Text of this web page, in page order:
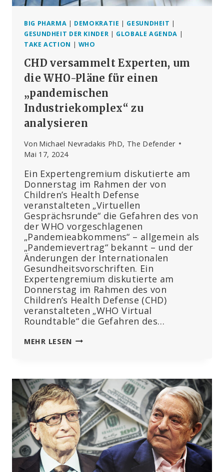
BIG PHARMA | DEMOKRATIE | GESUNDHEIT |
GESUNDHEIT DER KINDER | GLOBALE AGENDA |
TAKE ACTION | WHO
CHD versammelt Experten, um
die WHO-Pläne für einen
„pandemischen
Industriekomplex“ zu
analysieren
Von Michael Nevradakis PhD, The Defender
Mai 17, 2024
Ein Expertengremium diskutierte am
Donnerstag im Rahmen der von
Children’s Health Defense
veranstalteten „Virtuellen
Gesprächsrunde“ die Gefahren des von
der WHO vorgeschlagenen
„Pandemieabkommens“ – allgemein als
„Pandemievertrag“ bekannt – und der
Änderungen der Internationalen
Gesundheitsvorschriften. Ein
Expertengremium diskutierte am
Donnerstag im Rahmen des von
Children’s Health Defense (CHD)
veranstalteten „WHO Virtual
Roundtable“ die Gefahren des…
MEHR LESEN CHD
DIE
WHO-
PLÄNE
FÜR
EINEN
„PANDEMISCHEN
INDUSTRIEKOMPLEX“
ZU
ANALYSIEREN